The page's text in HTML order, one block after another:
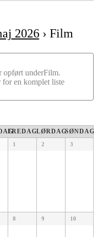
2026› Film
opført underFilm.
for en komplet liste
FREDAGLØRDAGSØNDAG
1 2 3
8 9 10